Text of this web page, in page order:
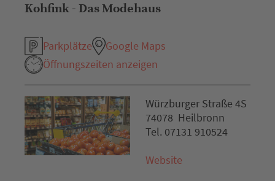
Kohfink - Das Modehaus
Parkplätze
Google Maps
Öffnungszeiten anzeigen
Würzburger Straße 4S
74078 Heilbronn
Tel. 07131 910524
Website